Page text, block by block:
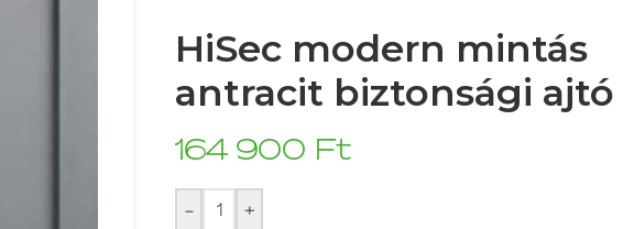
HiSec modern mintás
antracit biztonsági ajtó
164 900 Ft
- +